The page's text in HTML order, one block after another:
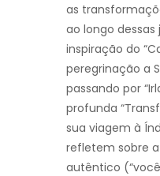
as
ao longo dessas
inspiração do
peregrinação a
passando por
profunda
sua viagem à
refletem sobre
autêntico